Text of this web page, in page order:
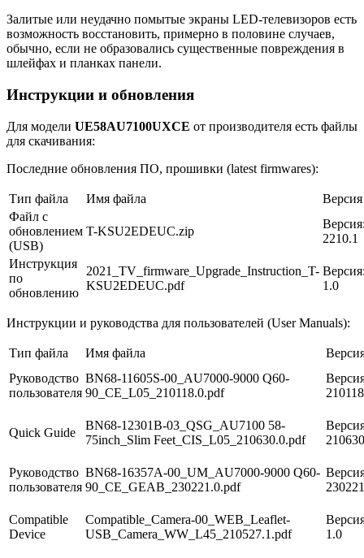
Залитые или неудачно помытые экраны LED-телевизоров есть
возможность восстановить, примерно в половине случаев,
обычно, если не образовались существенные повреждения в
шлейфах и планках панели.
Инструкции и обновления
Для модели UE58AU7100UXCE от производителя есть файлы
для скачивания:
Последние обновления ПО, прошивки (latest firmwares):
Тип файла Имя файла
Версия
Файл с
обновлением
(USB)
T-KSU2EDEUC.zip
2210.1
Инструкция
по
обновлению
2021_TV_firmware_Upgrade_Instruction_T-
KSU2EDEUC.pdf
1.0
Инструкции и руководства для пользователей (User Manuals):
Тип файла Имя файла
Руководство
пользователя
BN68-11605S-00_AU7000-9000 Q60-
90_CE_L05_210118.0.pdf
Quick Guide
BN68-12301B-03_QSG_AU7100 58-
75inch_Slim Feet_CIS_L05_210630.0.pdf
Руководство
пользователя
BN68-16357A-00_UM_AU7000-9000 Q60-
90_CE_GEAB_230221.0.pdf
Compatible
Device
Compatible_Camera-00_WEB_Leaflet-
USB_Camera_WW_L45_210527.1.pdf
1.0